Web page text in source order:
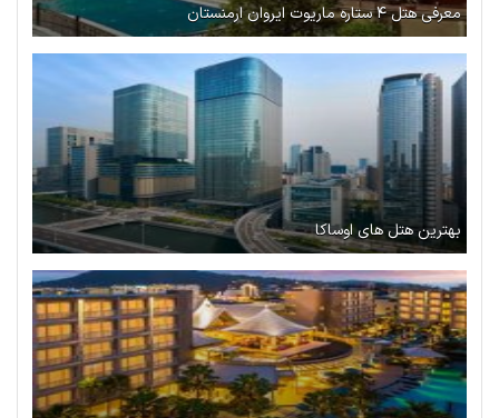
معرفی هتل ۴ ستاره ماریوت ایروان ارمنستان
بهترین هتل های اوساکا